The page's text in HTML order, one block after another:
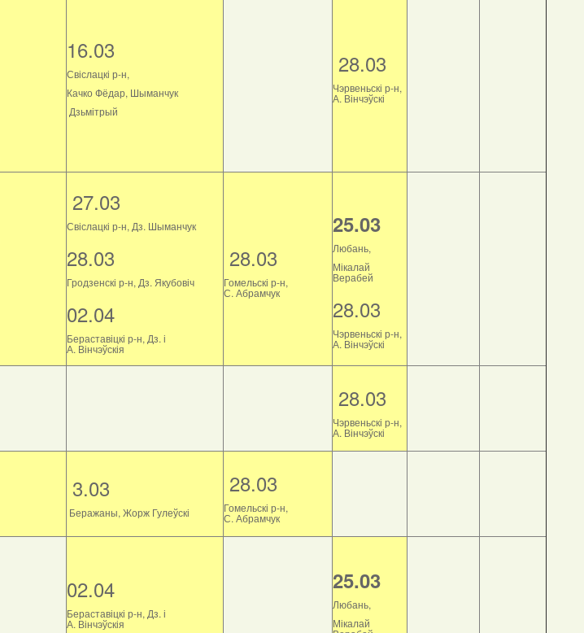
16.03
Свіслацкі р-н,
Качко Фёдар, Шыманчук
Дзьмітрый
28.03
Чэрвеньскі р-н,
А. Вінчэўскі
27.03
Свіслацкі р-н, Дз. Шыманчук
28.03
Гродзенскі р-н, Дз. Якубовіч
02.04
Бераставіцкі р-н, Дз. і
А. Вінчэўскія
28.03
Гомельскі р-н,
С. Абрамчук
25.03
Любань,
Мікалай
Верабей
28.03
Чэрвеньскі р-н,
А. Вінчэўскі
28.03
Чэрвеньскі р-н,
А. Вінчэўскі
3.03
Беражаны, Жорж Гулеўскі
28.03
Гомельскі р-н,
С. Абрамчук
02.04
Бераставіцкі р-н, Дз. і
А. Вінчэўскія
25.03
Любань,
Мікалай